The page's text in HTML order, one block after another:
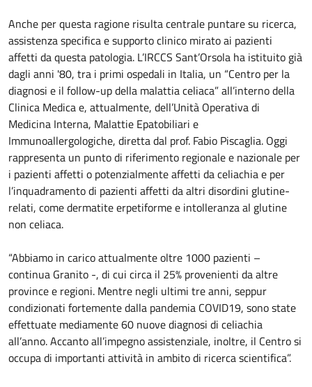
Anche per questa ragione risulta centrale puntare su ricerca,
assistenza specifica e supporto clinico mirato ai pazienti
affetti da questa patologia. L’IRCCS Sant’Orsola ha istituito già
dagli anni '80, tra i primi ospedali in Italia, un “Centro per la
diagnosi e il follow-up della malattia celiaca” all’interno della
Clinica Medica e, attualmente, dell’Unità Operativa di
Medicina Interna, Malattie Epatobiliari e
Immunoallergologiche, diretta dal prof. Fabio Piscaglia. Oggi
rappresenta un punto di riferimento regionale e nazionale per
i pazienti affetti o potenzialmente affetti da celiachia e per
l’inquadramento di pazienti affetti da altri disordini glutine-
relati, come dermatite erpetiforme e intolleranza al glutine
non celiaca.
“Abbiamo in carico attualmente oltre 1000 pazienti –
continua Granito -, di cui circa il 25% provenienti da altre
province e regioni. Mentre negli ultimi tre anni, seppur
condizionati fortemente dalla pandemia COVID19, sono state
effettuate mediamente 60 nuove diagnosi di celiachia
all’anno. Accanto all’impegno assistenziale, inoltre, il Centro si
occupa di importanti attività in ambito di ricerca scientifica”.